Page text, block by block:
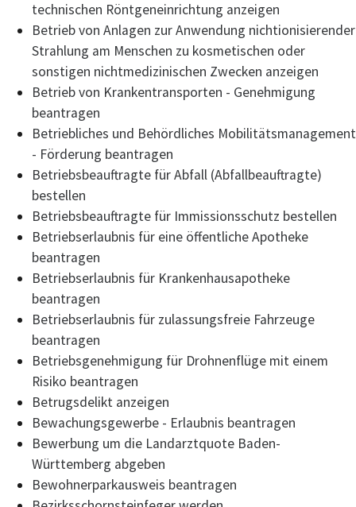
technischen Röntgeneinrichtung anzeigen
Betrieb von Anlagen zur Anwendung nichtionisierender
Strahlung am Menschen zu kosmetischen oder
sonstigen nichtmedizinischen Zwecken anzeigen
Betrieb von Krankentransporten - Genehmigung
beantragen
Betriebliches und Behördliches Mobilitätsmanagement
- Förderung beantragen
Betriebsbeauftragte für Abfall (Abfallbeauftragte)
bestellen
Betriebsbeauftragte für Immissionsschutz bestellen
Betriebserlaubnis für eine öffentliche Apotheke
beantragen
Betriebserlaubnis für Krankenhausapotheke
beantragen
Betriebserlaubnis für zulassungsfreie Fahrzeuge
beantragen
Betriebsgenehmigung für Drohnenflüge mit einem
Risiko beantragen
Betrugsdelikt anzeigen
Bewachungsgewerbe - Erlaubnis beantragen
Bewerbung um die Landarztquote Baden-
Württemberg abgeben
Bewohnerparkausweis beantragen